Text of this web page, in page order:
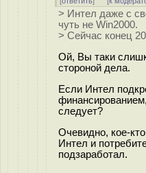
> Интел даже с
чуть не Win2000.
> Сейчас конец
Ой, Вы таки
стороной дела.
Если Интел
следует?
Очевидно, кое-
Интел и
подзаработал.